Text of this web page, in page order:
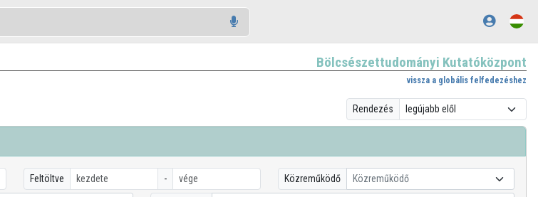
Bölcsészettudományi Kutatóközpont
vissza a globális felfedezéshez
Rendezés
Feltöltve - Közreműködő Közreműködő